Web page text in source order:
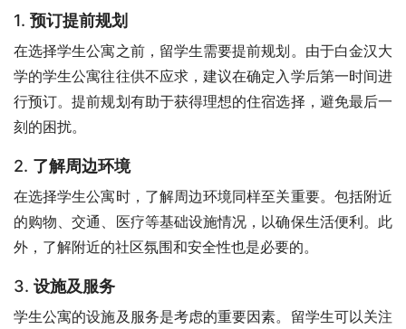
1. 预订提前规划
在选择学生公寓之前，留学生需要提前规划。由于白金汉大
学的学生公寓往往供不应求，建议在确定入学后第一时间进
行预订。提前规划有助于获得理想的住宿选择，避免最后一
刻的困扰。
2. 了解周边环境
在选择学生公寓时，了解周边环境同样至关重要。包括附近
的购物、交通、医疗等基础设施情况，以确保生活便利。此
外，了解附近的社区氛围和安全性也是必要的。
3. 设施及服务
学生公寓的设施及服务是考虑的重要因素。留学生可以关注